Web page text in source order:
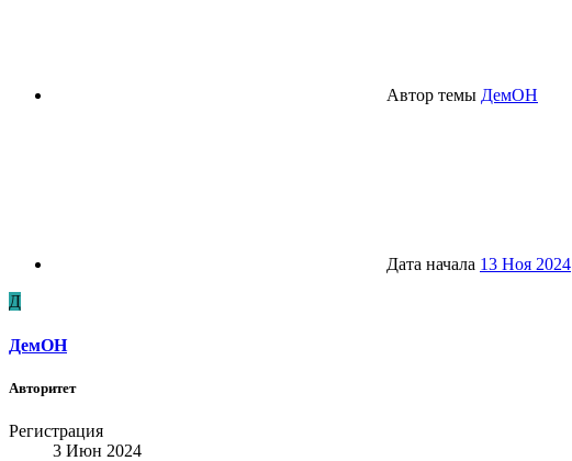
Автор темы ДемОН
Дата начала 13 Ноя 2024
Д
ДемОН
Авторитет
Регистрация
3 Июн 2024